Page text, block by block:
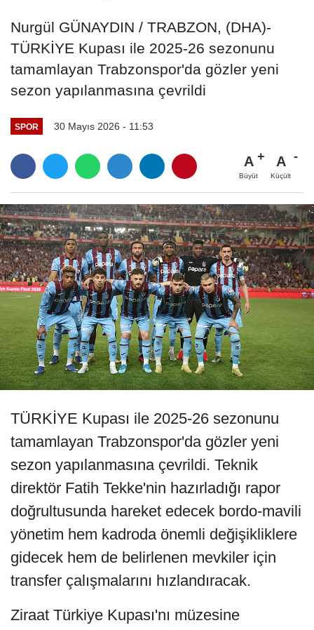
Nurgül GÜNAYDIN / TRABZON, (DHA)-
TÜRKİYE Kupası ile 2025-26 sezonunu
tamamlayan Trabzonspor'da gözler yeni
sezon yapılanmasına çevrildi
SPOR 30 Mayıs 2026 - 11:53
A
Büyüt
A
Küçült
TÜRKİYE Kupası ile 2025-26 sezonunu
tamamlayan Trabzonspor'da gözler yeni
sezon yapılanmasına çevrildi. Teknik
direktör Fatih Tekke'nin hazırladığı rapor
doğrultusunda hareket edecek bordo-mavili
yönetim hem kadroda önemli değişikliklere
gidecek hem de belirlenen mevkiler için
transfer çalışmalarını hızlandıracak.
Ziraat Türkiye Kupası'nı müzesine